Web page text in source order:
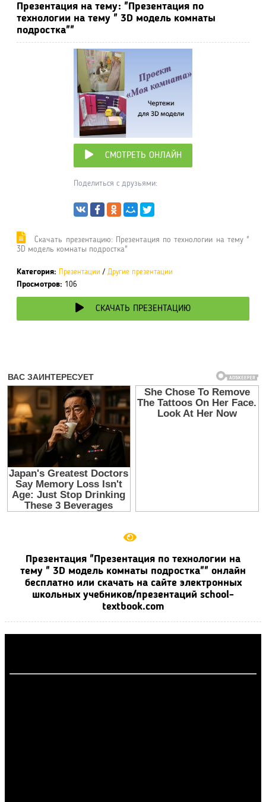
Презентация на тему: "Презентация по
технологии на тему " 3D модель комнаты
подростка""
СМОТРЕТЬ ОНЛАЙН
Поделиться с друзьями:
Cкачать презентацию: Презентация по технологии на тему "
3D модель комнаты подростка"
Категория: Презентации / Другие презентации
Просмотров: 106
СКАЧАТЬ ПРЕЗЕНТАЦИЮ
Презентация "Презентация по технологии на
тему " 3D модель комнаты подростка"" онлайн
бесплатно или скачать на сайте электронных
школьных учебников/презентаций school-
textbook.com